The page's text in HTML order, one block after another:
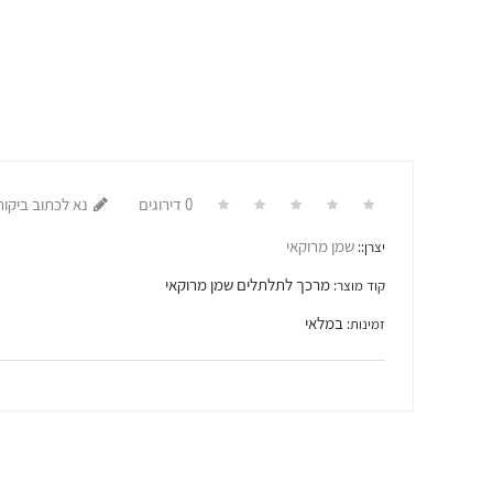
0 דירוגים נא לכתוב
יצרן:: שמן מרוקאי
קוד מוצר: מרכך לתלתלים שמן מרוקאי
זמינות: במלאי